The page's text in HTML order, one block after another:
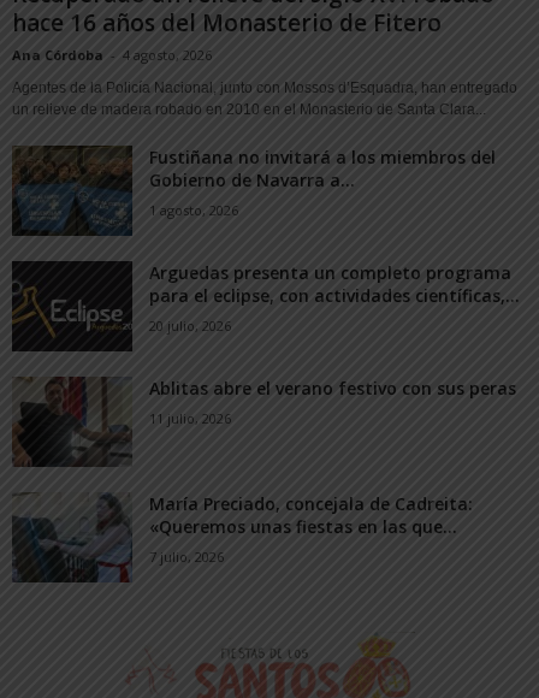
hace 16 años del Monasterio de Fitero
Ana Córdoba - 4 agosto, 2026
Agentes de la Policía Nacional, junto con Mossos d’Esquadra, han entregado
un relieve de madera robado en 2010 en el Monasterio de Santa Clara...
Fustiñana no invitará a los miembros del
Gobierno de Navarra a...
1 agosto, 2026
Arguedas presenta un completo programa
para el eclipse, con actividades científicas,...
20 julio, 2026
Ablitas abre el verano festivo con sus peras
11 julio, 2026
María Preciado, concejala de Cadreita:
«Queremos unas fiestas en las que...
7 julio, 2026